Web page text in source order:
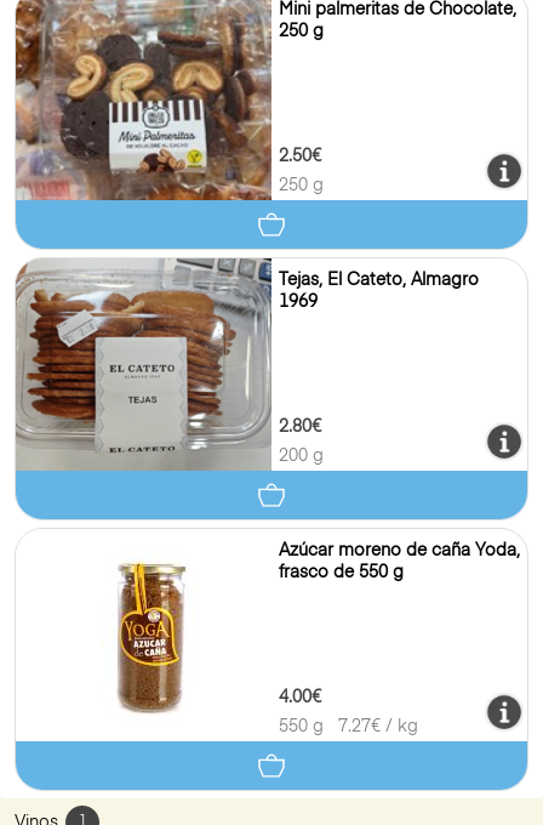
Mini palmeritas de Chocolate,
250 g
2.50€
250 g
Tejas, El Cateto, Almagro
1969
2.80€
200 g
Azúcar moreno de caña Yoda,
frasco de 550 g
4.00€
550 g
7.27€ / kg